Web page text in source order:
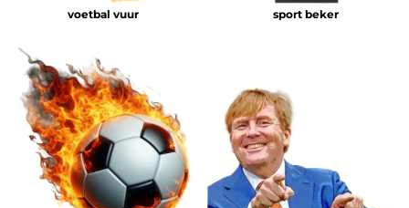
voetbal vuur sport beker